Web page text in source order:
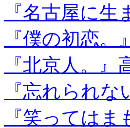
『名古屋に
『僕の初恋。
『北京人。』
『忘れられ
『笑っては